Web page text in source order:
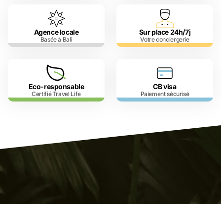
Agence locale
Basée à Bali
Sur place 24h/7j
Votre conciergerie
Eco-responsable
Certifié Travel Life
CB visa
Paiement sécurisé